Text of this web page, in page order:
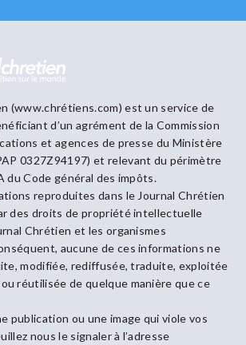
(www.chrétiens.com) est un service de
d’un agrément de la Commission
et agences de presse du Ministère
0327Z94197) et relevant du périmètre
du Code général des impôts.
reproduites dans le Journal Chrétien
des droits de propriété intellectuelle
Chrétien et les organismes
aucune de ces informations ne
modifiée, rediffusée, traduite, exploitée
réutilisée de quelque manière que ce
publication ou une image qui viole vos
nous le signaler à l’adresse